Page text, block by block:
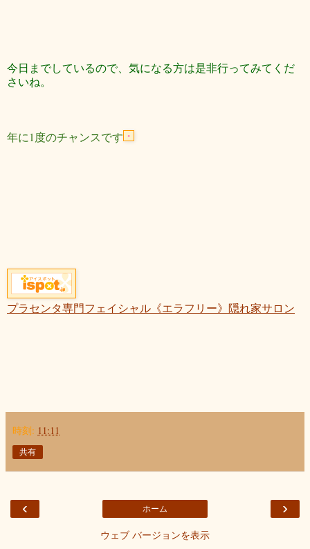
今日までしているので、気になる方は是非行ってみてくだ
さいね。
年に1度のチャンスです
プラセンタ専門フェイシャル《エラフリー》隠れ家サロン
時刻: 11:11
共有
‹ ›
ホーム
ウェブ バージョンを表示